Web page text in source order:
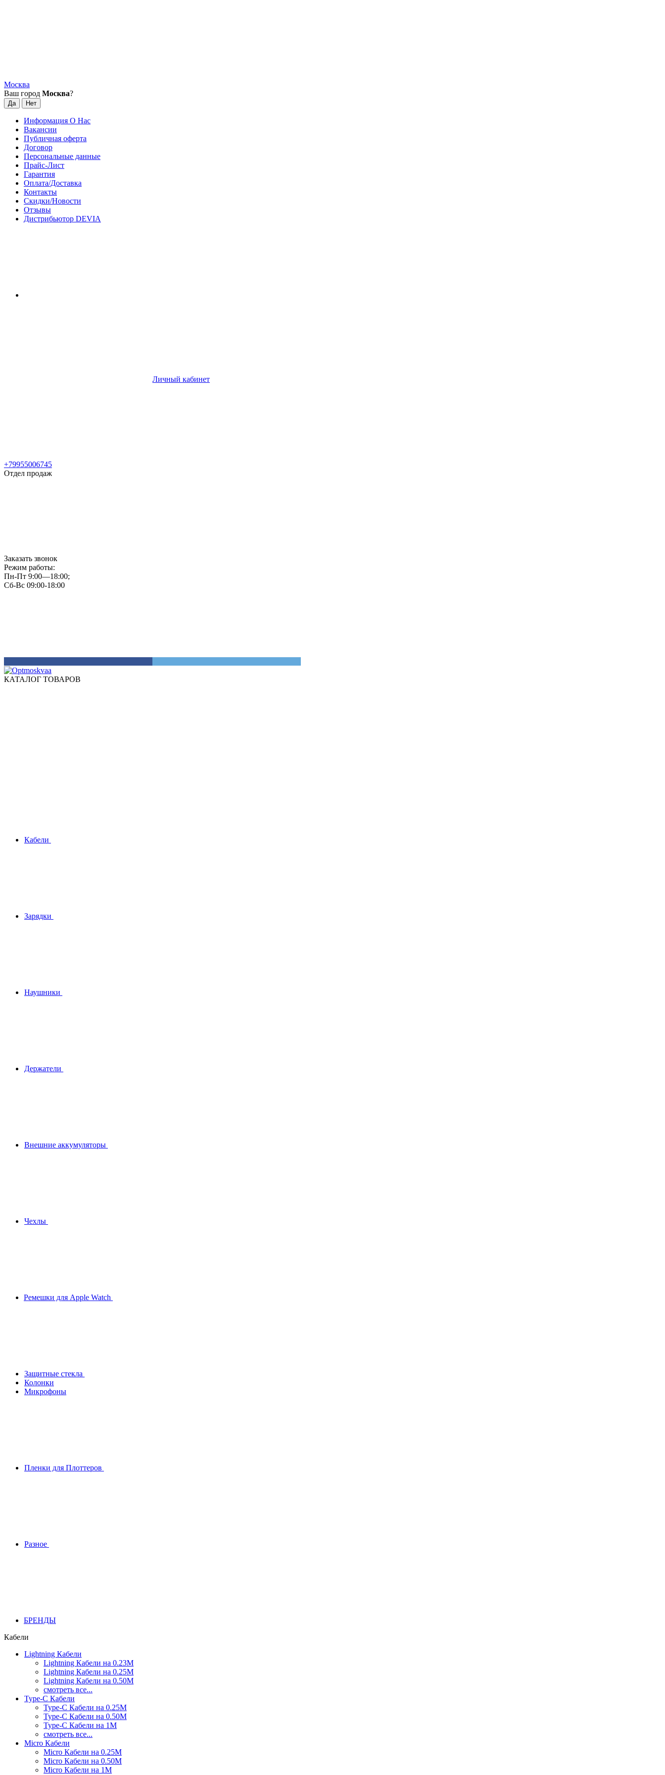
Москва
Ваш город Москва?
Информация О Нас
Вакансии
Публичная оферта
Договор
Персональные данные
Прайс-Лист
Гарантия
Оплата/Доставка
Контакты
Скидки/Новости
Отзывы
Дистрибьютор DEVIA
Личный кабинет
+79955006745
Отдел продаж
Заказать звонок
Режим работы:
Пн-Пт 9:00—18:00;
Сб-Вс 09:00-18:00
КАТАЛОГ ТОВАРОВ
Кабели
Зарядки
Наушники
Держатели
Внешние аккумуляторы
Чехлы
Ремешки для Apple Watch
Защитные стекла
Колонки
Микрофоны
Пленки для Плоттеров
Разное
БРЕНДЫ
Кабели
Lightning Кабели
Lightning Кабели на 0.23М
Lightning Кабели на 0.25М
Lightning Кабели на 0.50М
смотреть все...
Type-C Кабели
Type-C Кабели на 0.25М
Type-C Кабели на 0.50М
Type-C Кабели на 1М
смотреть все...
Micro Кабели
Micro Кабели на 0.25М
Micro Кабели на 0.50М
Micro Кабели на 1М